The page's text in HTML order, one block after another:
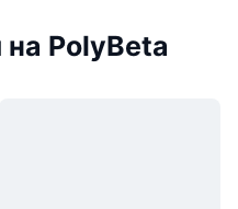
PolyBeta